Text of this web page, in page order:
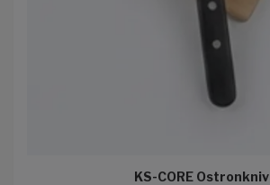
KS-CORE Ostronkniv